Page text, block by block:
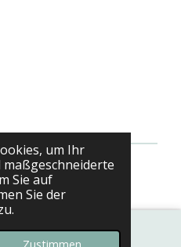
um Ihr
Sie auf
Sie der